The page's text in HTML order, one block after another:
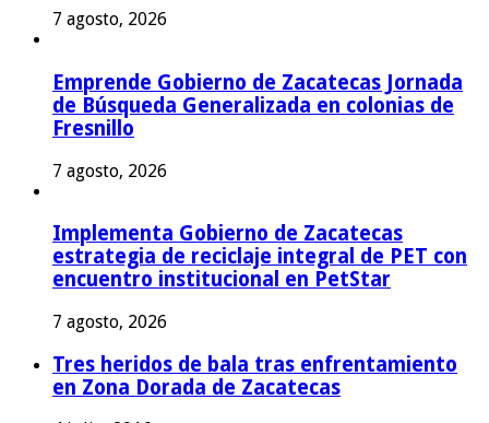
7 agosto, 2026
Emprende Gobierno de Zacatecas Jornada
de Búsqueda Generalizada en colonias de
Fresnillo
7 agosto, 2026
Implementa Gobierno de Zacatecas
estrategia de reciclaje integral de PET con
encuentro institucional en PetStar
7 agosto, 2026
Tres heridos de bala tras enfrentamiento
en Zona Dorada de Zacatecas